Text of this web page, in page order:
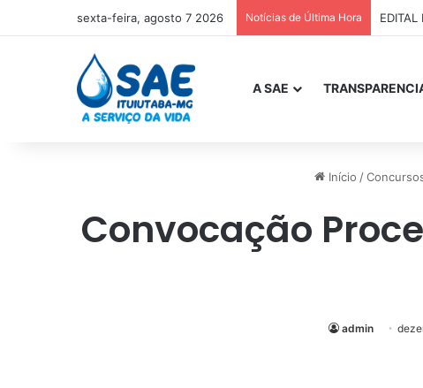
sexta-feira, agosto 7 2026 Notícias de Última Hora EDITAL
A SAE
Início /
Convocação
admin